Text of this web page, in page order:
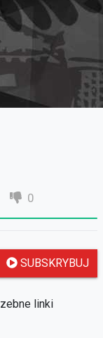
0
SUBSKRYBUJ